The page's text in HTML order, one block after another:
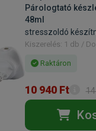
Párologtató
48ml
stresszoldó
Kiszerelés: 1 db /
Raktáron
10 940 Ft